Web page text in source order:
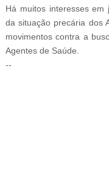
Há muitos interesses
da situação precária dos
movimentos contra a
Agentes de Saúde.
--